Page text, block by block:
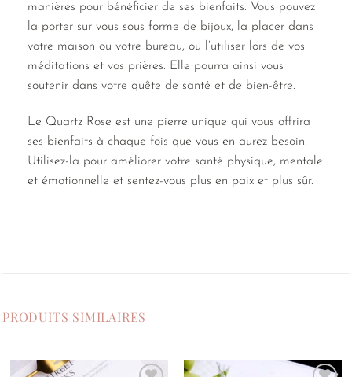
manières pour bénéficier de ses bienfaits. Vous pouvez
la porter sur vous sous forme de bijoux, la placer dans
votre maison ou votre bureau, ou l’utiliser lors de vos
méditations et vos prières. Elle pourra ainsi vous
soutenir dans votre quête de santé et de bien-être.
Le Quartz Rose est une pierre unique qui vous offrira
ses bienfaits à chaque fois que vous en aurez besoin.
Utilisez-la pour améliorer votre santé physique, mentale
et émotionnelle et sentez-vous plus en paix et plus sûr.
PRODUITS SIMILAIRES